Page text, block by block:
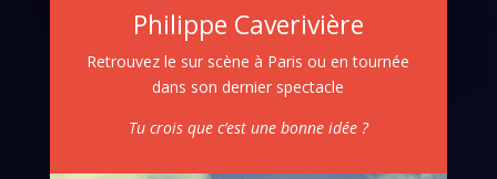
Philippe Caverivière
Retrouvez le sur scène à Paris ou en tournée
dans son dernier spectacle
Tu crois que c’est une bonne idée ?